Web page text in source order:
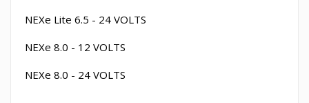
NEXe Lite 6.5 - 24 VOLTS
NEXe 8.0 - 12 VOLTS
NEXe 8.0 - 24 VOLTS